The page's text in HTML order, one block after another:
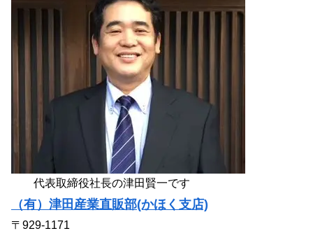
代表取締役社長の津田賢一です
（有）津田産業直販部(かほく支店)
〒929-1171